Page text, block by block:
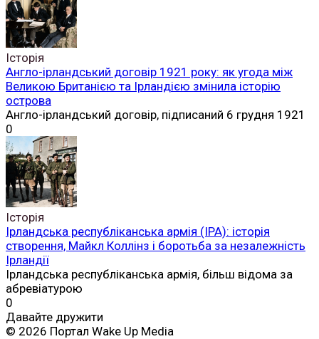
Історія
Англо-ірландський договір 1921 року: як угода між
Великою Британією та Ірландією змінила історію
острова
Англо-ірландський договір, підписаний 6 грудня 1921
0
Історія
Ірландська республіканська армія (ІРА): історія
створення, Майкл Коллінз і боротьба за незалежність
Ірландії
Ірландська республіканська армія, більш відома за
абревіатурою
0
Давайте дружити
© 2026 Портал Wake Up Media